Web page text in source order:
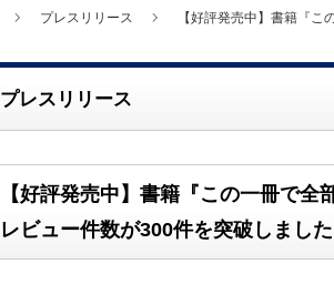
プレスリリース 【好評発売中】書籍『
プレスリリース
【好評発売中】書籍『この一冊で
レビュー件数が300件を突破しました